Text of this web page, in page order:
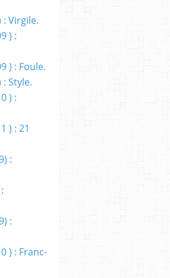
Virgile.
) :
) : Foule.
Style.
) :
) : 21
:
:
) : Franc-